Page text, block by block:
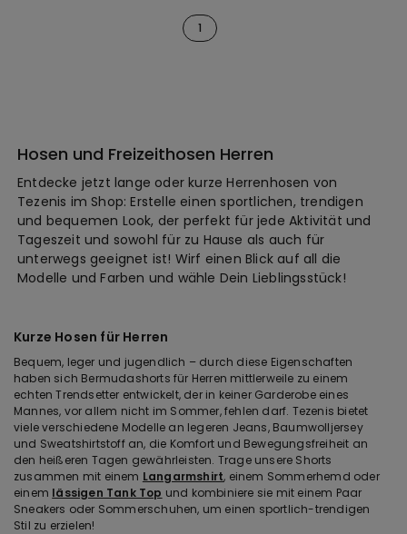
1
Hosen und Freizeithosen Herren
Entdecke jetzt lange oder kurze Herrenhosen von
Tezenis im Shop: Erstelle einen sportlichen, trendigen
und bequemen Look, der perfekt für jede Aktivität und
Tageszeit und sowohl für zu Hause als auch für
unterwegs geeignet ist! Wirf einen Blick auf all die
Modelle und Farben und wähle Dein Lieblingsstück!
Kurze Hosen für Herren
Bequem, leger und jugendlich – durch diese Eigenschaften
haben sich Bermudashorts für Herren mittlerweile zu einem
echten Trendsetter entwickelt, der in keiner Garderobe eines
Mannes, vor allem nicht im Sommer, fehlen darf. Tezenis bietet
viele verschiedene Modelle an legeren Jeans, Baumwolljersey
und Sweatshirtstoff an, die Komfort und Bewegungsfreiheit an
den heißeren Tagen gewährleisten. Trage unsere Shorts
zusammen mit einem Langarmshirt, einem Sommerhemd oder
einem lässigen Tank Top und kombiniere sie mit einem Paar
Sneakers oder Sommerschuhen, um einen sportlich-trendigen
Stil zu erzielen!